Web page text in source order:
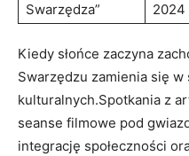
Swarzędza”
2024
Kiedy słońce zaczyna
Swarzędzu zamienia się
kulturalnych.Spotkania z
seanse filmowe pod
integrację społeczności